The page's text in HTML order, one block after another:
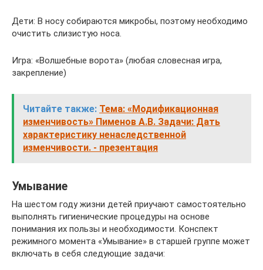
Дети: В носу собираются микробы, поэтому необходимо
очистить слизистую носа.
Игра: «Волшебные ворота» (любая словесная игра,
закрепление)
Читайте также: Тема: «Модификационная
изменчивость» Пименов А.В. Задачи: Дать
характеристику ненаследственной
изменчивости. - презентация
Умывание
На шестом году жизни детей приучают самостоятельно
выполнять гигиенические процедуры на основе
понимания их пользы и необходимости. Конспект
режимного момента «Умывание» в старшей группе может
включать в себя следующие задачи: